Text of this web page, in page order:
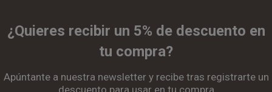
¿Quieres recibir un 5% de descuento en
tu compra?
Apúntante a nuestra newsletter y recibe tras registrarte un
descuento para usar en tu compra